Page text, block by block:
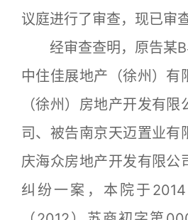
议庭进行了审查，现已审
经审查查明，原告某B
中住佳展地产（徐州）有
（徐州）房地产开发有
司、被告南京天迈置业有
庆海众房地产开发有限公
纠纷一案，本院于